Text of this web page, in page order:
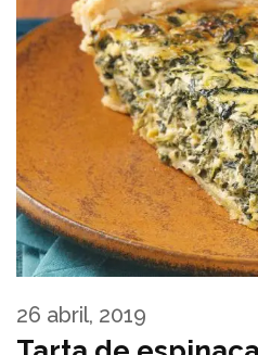
26 abril, 2019